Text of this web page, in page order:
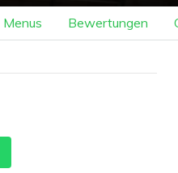
Menus Bewertungen